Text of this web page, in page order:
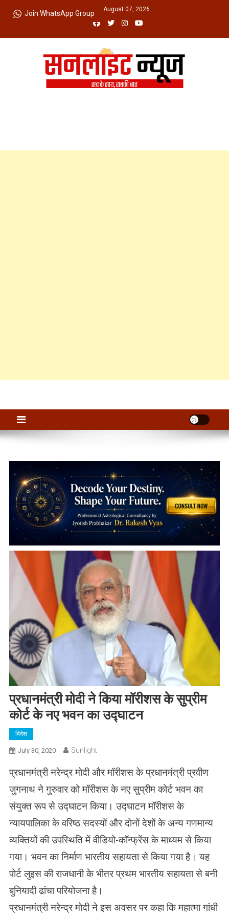
Friday, August 07, 2026
प्रधानमंत्री मोदी ने किया मॉरीशस के सुप्रीम
कोर्ट के नए भवन का उद्घाटन
विदेश
July 30, 2020 Sunlight
प्रधानमंत्री नरेन्द्र मोदी और मॉरीशस के प्रधानमंत्री प्रवीण
जुगनाथ ने गुरुवार को मॉरीशस के नए सुप्रीम कोर्ट भवन का
संयुक्त रूप से उद्घाटन किया। उद्घाटन मॉरीशस के
न्यायपालिका के वरिष्ठ सदस्यों और दोनों देशों के अन्य गणमान्य
व्यक्तियों की उपस्थिति में वीडियो-कॉन्फ्रेंस के माध्यम से किया
गया। भवन का निर्माण भारतीय सहायता से किया गया है। यह
पोर्ट लुइस की राजधानी के भीतर प्रथम भारतीय सहायता से बनी
बुनियादी ढांचा परियोजना है।
प्रधानमंत्री नरेन्द्र मोदी ने इस अवसर पर कहा कि महात्मा गांधी
Join WhatsApp Group